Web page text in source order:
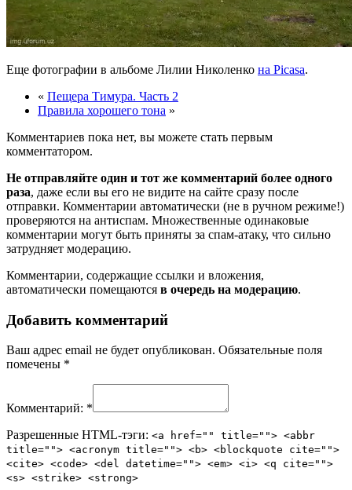
Еще фотографии в альбоме Лилии Николенко на Picasa.
« Пещера Тимура. Часть 2
Правила хорошего тона »
Комментариев пока нет, вы можете стать первым
комментатором.
Не отправляйте один и тот же комментарий более одного
раза, даже если вы его не видите на сайте сразу после
отправки. Комментарии автоматически (не в ручном режиме!)
проверяются на антиспам. Множественные одинаковые
комментарии могут быть приняты за спам-атаку, что сильно
затрудняет модерацию.
Комментарии, содержащие ссылки и вложения,
автоматически помещаются в очередь на модерацию.
Добавить комментарий
Ваш адрес email не будет опубликован. Обязательные поля
помечены *
Комментарий: *
Разрешенные HTML-тэги: <a href="" title=""> <abbr
title=""> <acronym title=""> <b> <blockquote cite="">
<cite> <code> <del datetime=""> <em> <i> <q cite="">
<s> <strike> <strong>